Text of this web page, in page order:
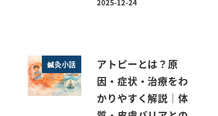
投稿日
2025-12-24
鍼灸小話
アトピーとは？原
因・症状・治療をわ
かりやすく解説｜体